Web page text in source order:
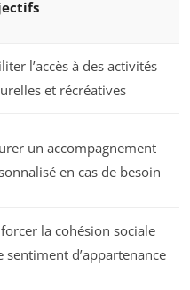
l’accès à des activités
et récréatives
un accompagnement
en cas de besoin
la cohésion sociale
sentiment d’appartenance